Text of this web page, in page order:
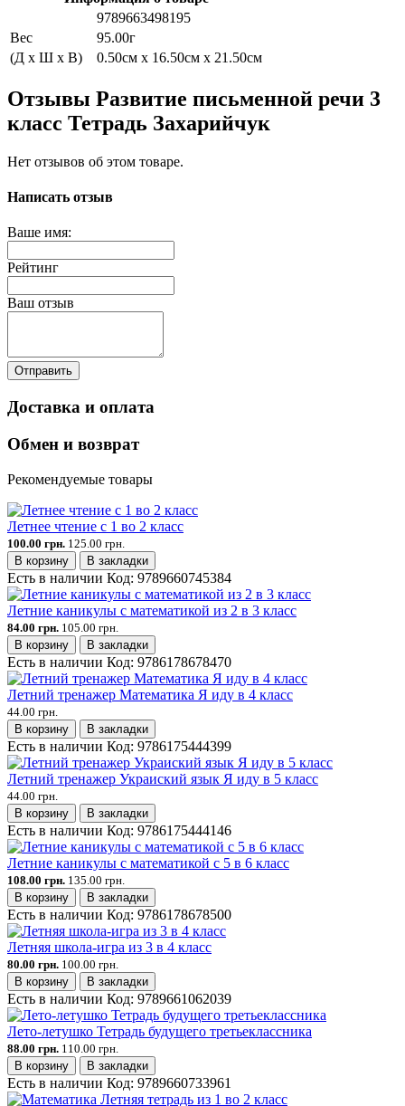
9789663498195
Вес
95.00г
(Д x Ш x В)
0.50см x 16.50см x 21.50см
Отзывы Развитие письменной речи 3
класс Тетрадь Захарийчук
Нет отзывов об этом товаре.
Написать отзыв
Ваше имя:
Рейтинг
Ваш отзыв
Отправить
Доставка и оплата
Обмен и возврат
Рекомендуемые товары
Летнее чтение с 1 во 2 класс
100.00 грн. 125.00 грн.
В корзину
В закладки
Есть в наличии Код: 9789660745384
Летние каникулы с математикой из 2 в 3 класс
84.00 грн. 105.00 грн.
В корзину
В закладки
Есть в наличии Код: 9786178678470
Летний тренажер Математика Я иду в 4 класс
44.00 грн.
В корзину
В закладки
Есть в наличии Код: 9786175444399
Летний тренажер Украиский язык Я иду в 5 класс
44.00 грн.
В корзину
В закладки
Есть в наличии Код: 9786175444146
Летние каникулы с математикой с 5 в 6 класс
108.00 грн. 135.00 грн.
В корзину
В закладки
Есть в наличии Код: 9786178678500
Летняя школа-игра из 3 в 4 класс
80.00 грн. 100.00 грн.
В корзину
В закладки
Есть в наличии Код: 9789661062039
Лето-летушко Тетрадь будущего третьеклассника
88.00 грн. 110.00 грн.
В корзину
В закладки
Есть в наличии Код: 9789660733961